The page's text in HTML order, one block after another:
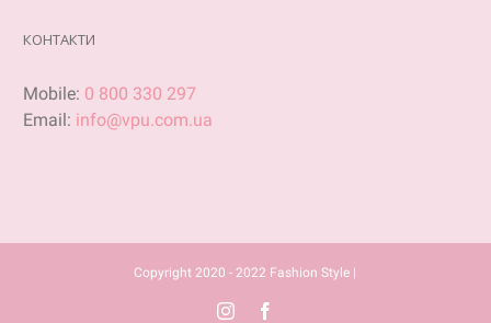
КОНТАКТИ
Mobile: 0 800 330 297
Email: info@vpu.com.ua
Copyright 2020 - 2022 Fashion Style |
Instagram